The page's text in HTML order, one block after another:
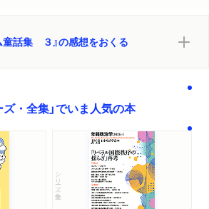
話集 ３』の感想をおくる
ズ・全集」でいま人気の本
シリーズ・全集